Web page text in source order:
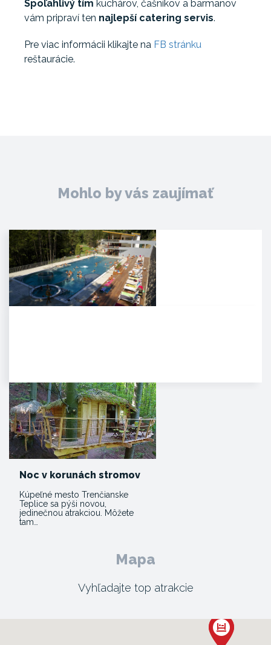
Spoľahlivý tím kuchárov, čašníkov a barmanov
vám pripraví ten najlepší catering servis.
Pre viac informácii klikajte na FB stránku
reštaurácie.
Mohlo by vás zaujímať
Noc v korunách stromov
Kúpeľné mesto Trenčianske
Teplice sa pýši novou,
jedinečnou atrakciou. Môžete
tam…
Mapa
Vyhľadajte top atrakcie